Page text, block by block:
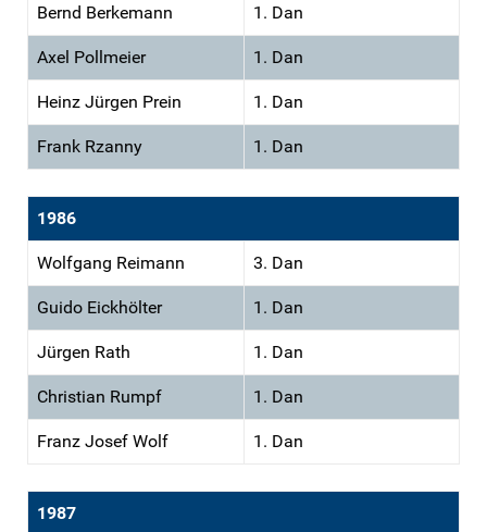
Bernd Berkemann 1. Dan
Axel Pollmeier 1. Dan
Heinz Jürgen Prein 1. Dan
Frank Rzanny 1. Dan
1986
Wolfgang Reimann 3. Dan
Guido Eickhölter 1. Dan
Jürgen Rath 1. Dan
Christian Rumpf 1. Dan
Franz Josef Wolf 1. Dan
1987